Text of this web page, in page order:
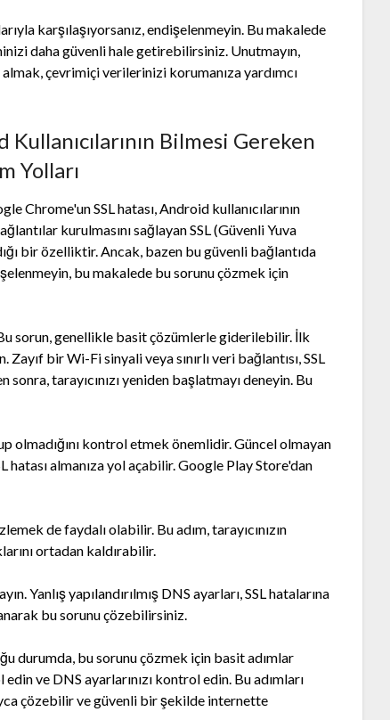
karşılaşıyorsanız, endişelenmeyin. Bu makalede
daha güvenli hale getirebilirsiniz. Unutmayın,
çevrimiçi verilerinizi korumanıza yardımcı
Bilmesi Gereken
Yolları
Chrome'un SSL hatası, Android kullanıcılarının
kurulmasını sağlayan SSL (Güvenli Yuva
bir özelliktir. Ancak, bazen bu güvenli bağlantıda
bu makalede bu sorunu çözmek için
sorun, genellikle basit çözümlerle giderilebilir. İlk
bir Wi-Fi sinyali veya sınırlı veri bağlantısı, SSL
tarayıcınızı yeniden başlatmayı deneyin. Bu
olmadığını kontrol etmek önemlidir. Güncel olmayan
hatası almanıza yol açabilir. Google Play Store'dan
de faydalı olabilir. Bu adım, tarayıcınızın
ortadan kaldırabilir.
Yanlış yapılandırılmış DNS ayarları, SSL hatalarına
bu sorunu çözebilirsiniz.
durumda, bu sorunu çözmek için basit adımlar
edin ve DNS ayarlarınızı kontrol edin. Bu adımları
çözebilir ve güvenli bir şekilde internette